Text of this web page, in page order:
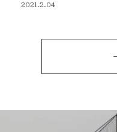
2021.2.04